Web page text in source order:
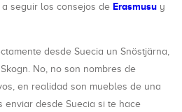
a seguir los consejos de Erasmusu y
desde Suecia un Snöstjärna,
No, no son nombres de
en realidad son muebles de una
enviar desde Suecia si te hace